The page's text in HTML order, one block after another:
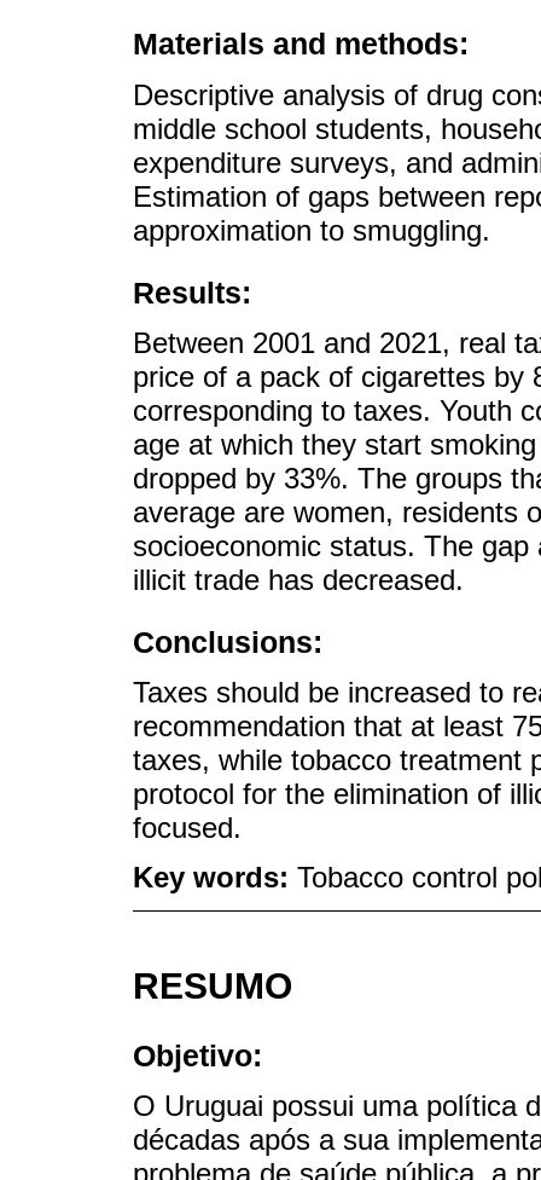
Materials and methods:
Descriptive analysis of drug
middle school students,
expenditure surveys, and
Estimation of gaps between
approximation to smuggling.
Results:
Between 2001 and 2021, real
price of a pack of cigarettes by
corresponding to taxes. Youth
age at which they start
dropped by 33%. The groups
average are women, residents
socioeconomic status. The
illicit trade has decreased.
Conclusions:
Taxes should be increased to
recommendation that at least
taxes, while tobacco treatment
protocol for the elimination of
focused.
Key words: Tobacco control
RESUMO
Objetivo:
O Uruguai possui uma política
décadas após a sua
problema de saúde pública, a